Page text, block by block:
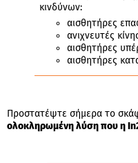
κινδύνων:
αισθητήρες
ανιχνευτές
αισθητήρες
αισθητήρες
Προστατέψτε σήμερα το
ολοκληρωμένη λύση που η